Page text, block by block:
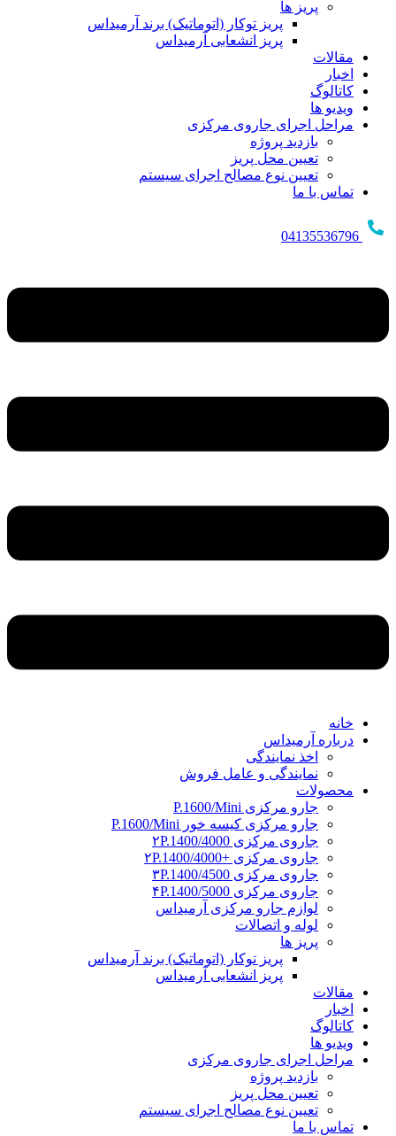
پریز ها
پریز توکار (اتوماتیک) برند آرمیداس
پریز انشعابی آرمیداس
مقالات
اخبار
کاتالوگ
ویدیو ها
مراحل اجرای جاروی مرکزی
بازدید پروژه
تعیین محل پریز
تعیین نوع مصالح اجرای سیستم
تماس با ما
04135536796
خانه
درباره آرمیداس
اخذ نمایندگی
نمایندگی و عامل فروش
محصولات
جارو مرکزی P.1600/Mini
جارو مرکزی کیسه خور P.1600/Mini
جاروی مرکزی ۲P.1400/4000
جاروی مرکزی +۲P.1400/4000
جاروی مرکزی ۳P.1400/4500
جاروی مرکزی ۴P.1400/5000
لوازم جارو مرکزی آرمیداس
لوله و اتصالات
پریز ها
پریز توکار (اتوماتیک) برند آرمیداس
پریز انشعابی آرمیداس
مقالات
اخبار
کاتالوگ
ویدیو ها
مراحل اجرای جاروی مرکزی
بازدید پروژه
تعیین محل پریز
تعیین نوع مصالح اجرای سیستم
تماس با ما